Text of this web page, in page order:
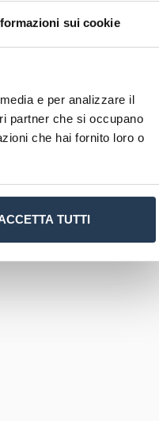
sui cookie
e per analizzare il
partner che si occupano
che hai fornito loro o
TUTTI
o
Ciò